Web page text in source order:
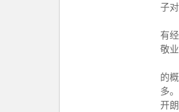
子
有
敬
的
多
开